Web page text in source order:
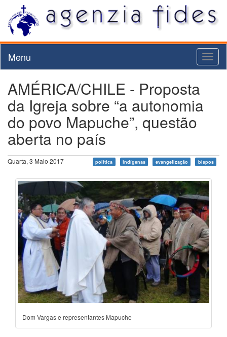
Menu
AMÉRICA/CHILE - Proposta
da Igreja sobre “a autonomia
do povo Mapuche”, questão
aberta no país
Quarta, 3 Maio 2017 política indígenas evangelização bispos
Dom Vargas e representantes Mapuche